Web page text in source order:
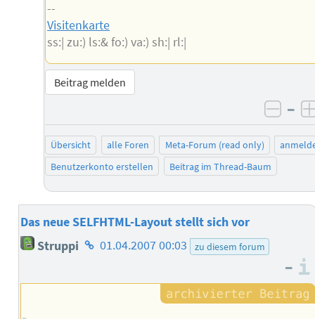
--
Visitenkarte
ss:| zu:) ls:& fo:) va:) sh:| rl:|
Beitrag melden
–
Übersicht alle Foren Meta-Forum (read only)
Benutzerkonto erstellen
Beitrag im Thread-Baum
Das neue SELFHTML-Layout stellt sich vor
Struppi Homepage
Autors
01.04.2007 00:03 zu diesem forum
–